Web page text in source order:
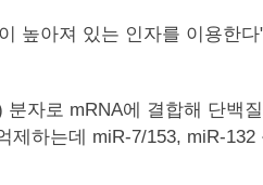
높아져 있는 인자를 이용한
자로 mRNA에 결합해 단백
하는데 miR-7/153, miR-